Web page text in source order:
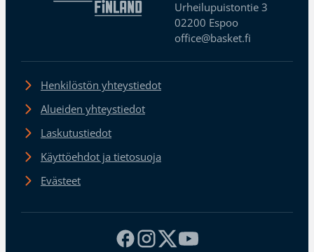
Urheilupuistontie 3
02200 Espoo
office@basket.fi
Henkilöstön yhteystiedot
Alueiden yhteystiedot
Laskutustiedot
Käyttöehdot ja tietosuoja
Evästeet